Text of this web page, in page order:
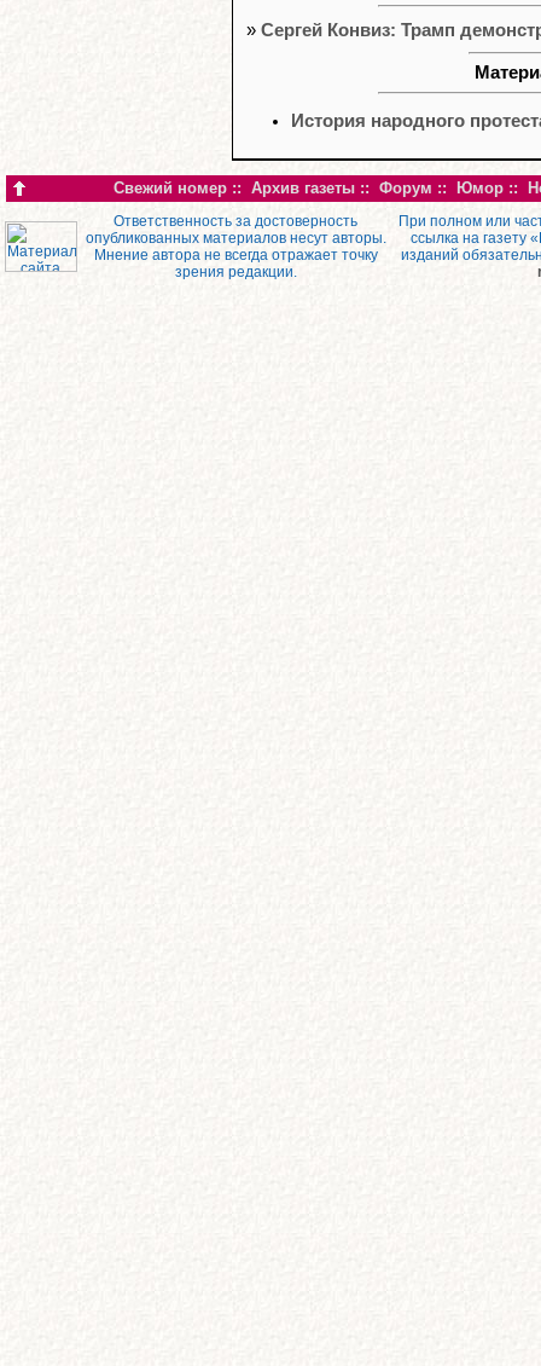
» Сергей Конвиз: Трамп
История народного
Свежий номер :: Архив газеты :: Форум :: Юмор ::
Ответственность за достоверность
опубликованных материалов несут авторы.
Мнение автора не всегда отражает точку
зрения редакции.
При полном или
ссылка на газету
изданий